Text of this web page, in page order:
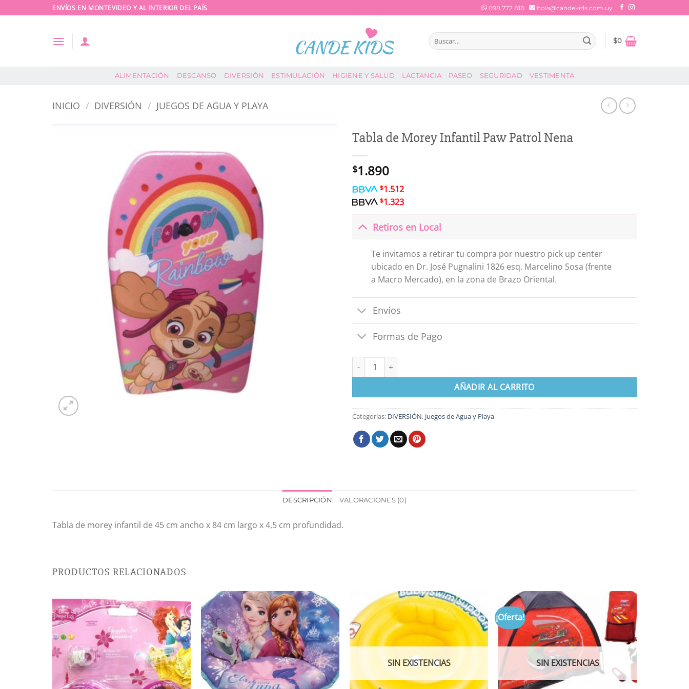
al
ENVÍOS EN MONTEVIDEO Y AL INTERIOR DEL PAÍS 098 772 818 hola@candekids.com.uy
Buscar
por:
$0
ALIMENTACIÓN DESCANSO DIVERSIÓN ESTIMULACIÓN HIGIENE Y SALUD LACTANCIA PASEO SEGURIDAD VESTIMENTA
INICIO / DIVERSIÓN / JUEGOS DE AGUA Y PLAYA
Tabla de Morey Infantil Paw Patrol Nena
$1.890
$1.512
$1.323
Retiros en Local
Te invitamos a retirar tu compra por nuestro pick up center
ubicado en Dr. José Pugnalini 1826 esq. Marcelino Sosa (frente
a Macro Mercado), en la zona de Brazo Oriental.
Envíos
Formas de Pago
Tabla de Morey Infantil Paw Patrol Nena cantidad
AÑADIR AL CARRITO
Categorías: DIVERSIÓN, Juegos de Agua y Playa
DESCRIPCIÓN VALORACIONES (0)
Tabla de morey infantil de 45 cm ancho x 84 cm largo x 4,5 cm profundidad.
PRODUCTOS RELACIONADOS
SIN EXISTENCIAS
¡Oferta!
SIN EXISTENCIAS